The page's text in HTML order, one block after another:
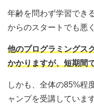
年齢を問わず学習でき
からのスタートでも悪
他のプログラミングス
かかりますが、短期間
しかも、全体の85%程
ャンプを受講しています